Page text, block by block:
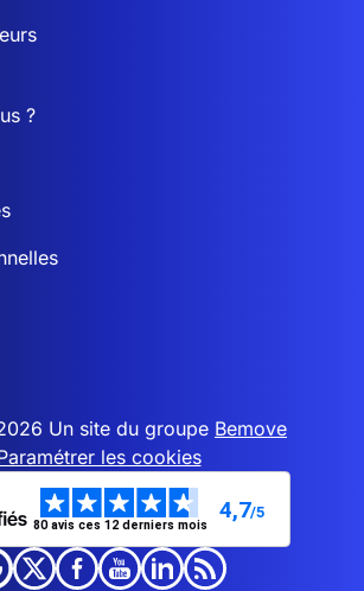
?
Un site du groupe Bemove
les cookies
80 avis ces 12 derniers mois
4,7/5